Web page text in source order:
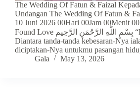
The Wedding Of Fatun & Faizal
Undangan The Wedding Of Fatun &
10 Juni 2026 00Hari 00Jam 00Menit
Found Love بِسْمِ اللَّهِ الرَّحْمَنِ الرَّحِيم “Dan
Diantara tanda-tanda kebesaran-Nya
diciptakan-Nya untukmu pasangan
Gala
May 13, 2026